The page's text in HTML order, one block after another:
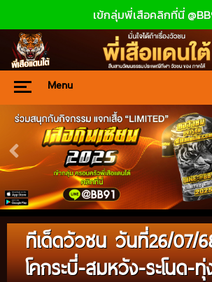
เข้กลุ่มพี่เสือคลิกที่นี่
Menu
ทีเด็ดวัวชน วันที่26/07/
โคกระบี่-สมหวัง-ระโนด-ทุ่